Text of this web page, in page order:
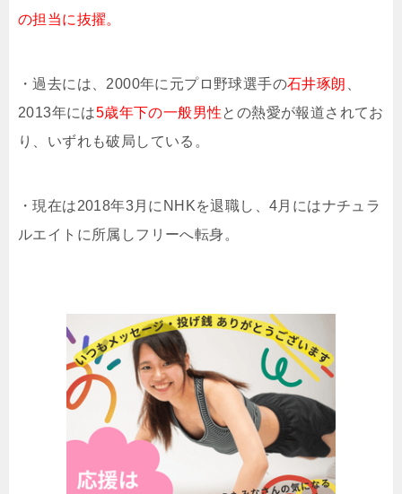
の担当に抜擢。
・過去には、2000年に元プロ野球選手の石井琢朗
2013年には5歳年下の一般男性との熱愛が報道されてお
り、いずれも破局している。
・現在は2018年3月にNHKを退職し、4月にはナチュラ
ルエイトに所属しフリーへ転身。